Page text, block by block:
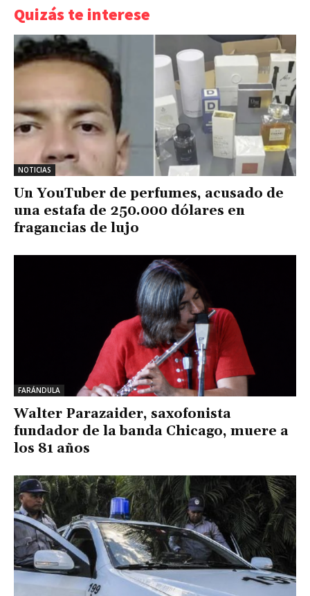
Quizás te interese
NOTICIAS
Un YouTuber de perfumes, acusado de
una estafa de 250.000 dólares en
fragancias de lujo
FARÁNDULA
Walter Parazaider, saxofonista
fundador de la banda Chicago, muere a
los 81 años